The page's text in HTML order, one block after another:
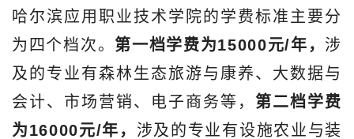
哈尔滨应用职业技术学院的学费标准主要分
为四个档次。第一档学费为15000元/年， 涉
及的专业有森林生态旅游与康养、大数据与
会计、市场营销、电子商务等，第二档学费
为16000元/年， 涉及的专业有设施农业与装